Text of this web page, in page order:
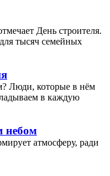
День строителя.
тысяч семейных
Люди, которые в нём
в каждую
небом
атмосферу, ради